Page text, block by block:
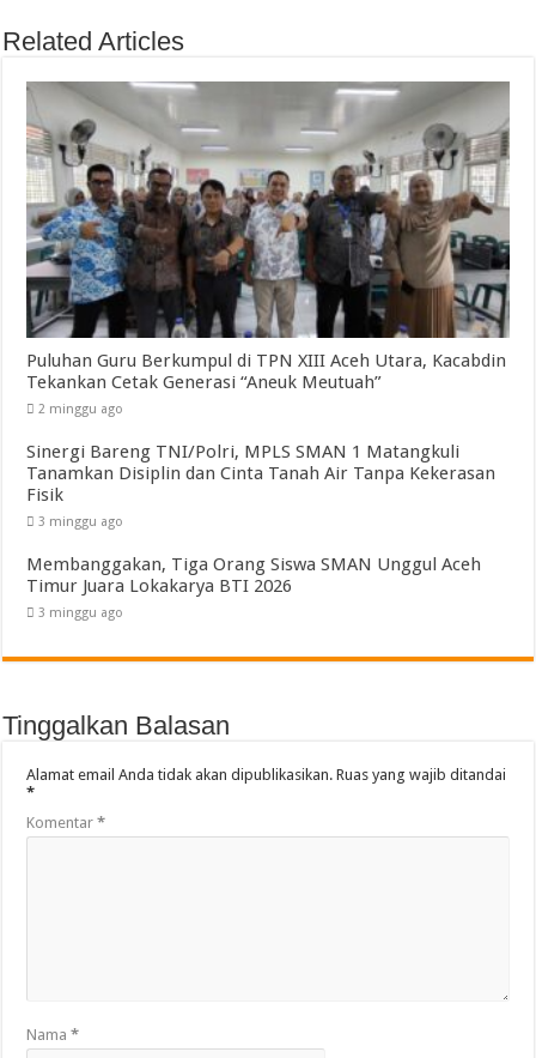
Related Articles
Puluhan Guru Berkumpul di TPN XIII Aceh Utara, Kacabdin
Tekankan Cetak Generasi “Aneuk Meutuah”
2 minggu ago
Sinergi Bareng TNI/Polri, MPLS SMAN 1 Matangkuli
Tanamkan Disiplin dan Cinta Tanah Air Tanpa Kekerasan
Fisik
3 minggu ago
Membanggakan, Tiga Orang Siswa SMAN Unggul Aceh
Timur Juara Lokakarya BTI 2026
3 minggu ago
Tinggalkan Balasan
Alamat email Anda tidak akan dipublikasikan. Ruas yang wajib ditandai
*
Komentar*
Nama*